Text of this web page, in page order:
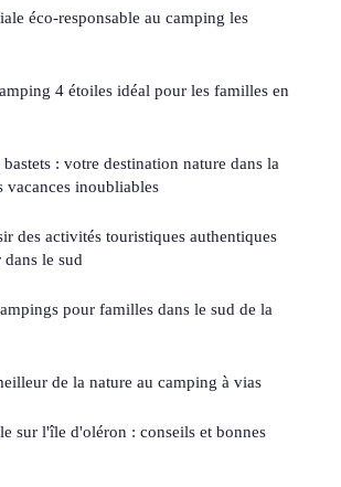
éco-responsable au camping les
4 étoiles idéal pour les familles en
: votre destination nature dans la
vacances inoubliables
des activités touristiques authentiques
le sud
pour familles dans le sud de la
de la nature au camping à vias
sur l'île d'oléron : conseils et bonnes